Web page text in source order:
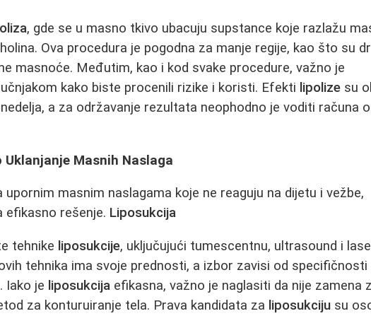
, gde se u masno tkivo ubacuju supstance koje razlažu
Ova procedura je pogodna za manje regije, kao što su
masnoće. Međutim, kao i kod svake procedure, važno je
kako biste procenili rizike i koristi. Efekti lipolize su
a za održavanje rezultata neophodno je voditi računa
Masnih Naslaga
masnim naslagama koje ne reaguju na dijetu i vežbe,
efikasno rešenje. Liposukcija
tehnike liposukcije, uključujući tumescentnu, ultrasound i
tehnika ima svoje prednosti, a izbor zavisi od specifičnosti
Iako je liposukcija efikasna, važno je naglasiti da nije zamena
za konturuiranje tela. Prava kandidata za liposukciju su